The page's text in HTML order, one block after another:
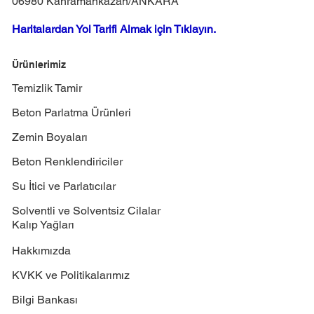
Haritalardan Yol Tarifi Almak için Tıklayın.
Ürünlerimiz
Temizlik Tamir
Beton Parlatma Ürünleri
Zemin Boyaları
Beton Renklendiriciler
Su İtici ve Parlatıcılar
Solventli ve Solventsiz Cilalar
Kalıp Yağları
Hakkımızda
KVKK ve Politikalarımız
Bilgi Bankası